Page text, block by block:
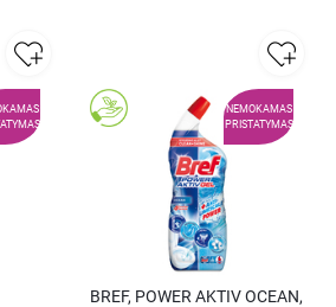
NEMOKAMAS
PRISTATYMAS
BREF, POWER AKTIV OCEAN,